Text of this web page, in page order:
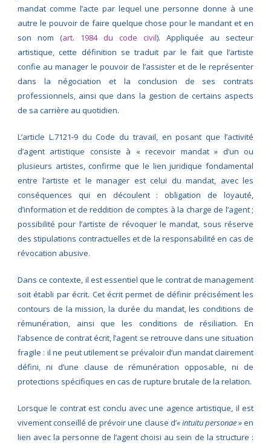
mandat comme l’acte par lequel une personne donne à une
autre le pouvoir de faire quelque chose pour le mandant et en
son nom (art. 1984 du code civil). Appliquée au secteur
artistique, cette définition se traduit par le fait que l’artiste
confie au manager le pouvoir de l’assister et de le représenter
dans la négociation et la conclusion de ses contrats
professionnels, ainsi que dans la gestion de certains aspects
de sa carrière au quotidien.
L’article L.7121‑9 du Code du travail, en posant que l’activité
d’agent artistique consiste à « recevoir mandat » d’un ou
plusieurs artistes, confirme que le lien juridique fondamental
entre l’artiste et le manager est celui du mandat, avec les
conséquences qui en découlent : obligation de loyauté,
d’information et de reddition de comptes à la charge de l’agent ;
possibilité pour l’artiste de révoquer le mandat, sous réserve
des stipulations contractuelles et de la responsabilité en cas de
révocation abusive.
Dans ce contexte, il est essentiel que le contrat de management
soit établi par écrit. Cet écrit permet de définir précisément les
contours de la mission, la durée du mandat, les conditions de
rémunération, ainsi que les conditions de résiliation. En
l’absence de contrat écrit, l’agent se retrouve dans une situation
fragile : il ne peut utilement se prévaloir d’un mandat clairement
défini, ni d’une clause de rémunération opposable, ni de
protections spécifiques en cas de rupture brutale de la relation.
Lorsque le contrat est conclu avec une agence artistique, il est
vivement conseillé de prévoir une clause d’« intuitu personae» en
lien avec la personne de l’agent choisi au sein de la structure :